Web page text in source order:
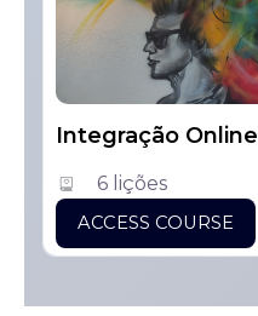
Integração Online
6 lições
ACCESS COURSE